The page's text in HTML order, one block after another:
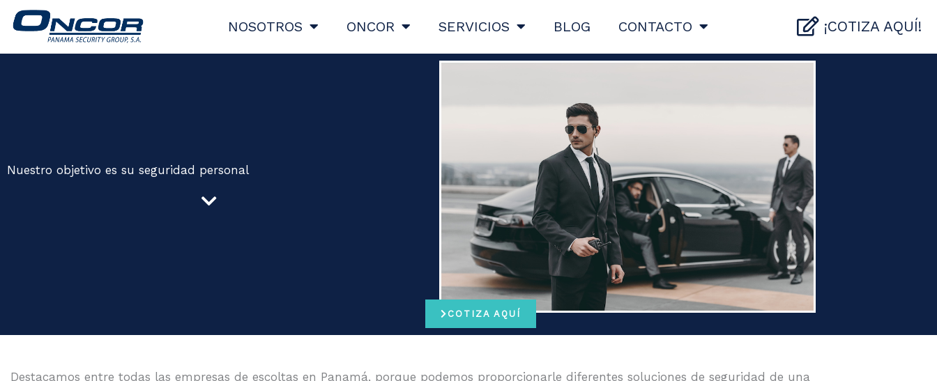
contenido
NOSOTROS ONCOR SERVICIOS BLOG CONTACTO ¡COTIZA AQUÍ!
Nuestro objetivo es su seguridad personal
COTIZA AQUÍ
Destacamos entre todas las empresas de escoltas en Panamá, porque podemos proporcionarle diferentes soluciones de seguridad de una